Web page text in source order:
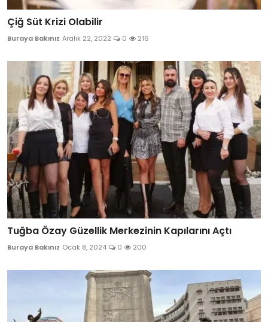
Çiğ Süt Krizi Olabilir
Buraya Bakınız Aralık 22, 2022 0 216
Tuğba Özay Güzellik Merkezinin Kapılarını Açtı
Buraya Bakınız Ocak 8, 2024 0 200